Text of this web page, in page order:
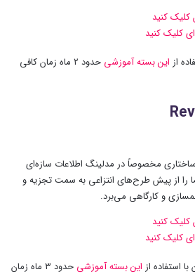
کلیک کنید
کلیک کنید
از این بسته آموزشی
حدود ۲ ماه زمان کافی
مخصوصاً در مدلینگ اطلاعات سازه‌ای
شما را از پیش طرح‌های انتزاعی به سمت تجزیه و
و کارگاهی می‌برد.
کلیک کنید
کلیک کنید
استفاده از این بسته آموزشی
حدود ۳ ماه زمان